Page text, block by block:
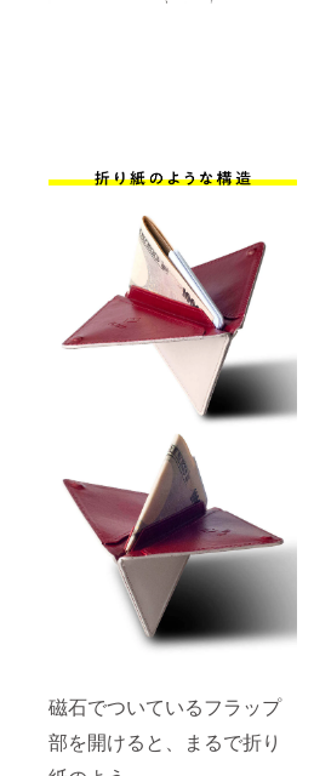
磁石でついているフラップ
部を開けると、まるで折り